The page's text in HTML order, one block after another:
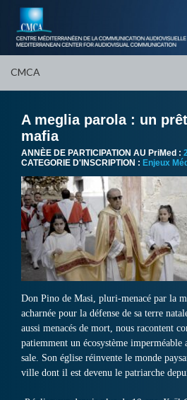
CMCA
A meglia parola : un
mafia
ANNÈE DE PARTICIPATION AU PriMed :
CATEGORIE D'INSCRIPTION : Enjeux
Don Pino de Masi, pluri-menacé par la
acharnée pour la défense de sa terre
aussi menacés de mort, nous racontent
patiemment un écosystème imperméable
sale. Son église réinvente le monde
ville dont il est devenu le patriarche